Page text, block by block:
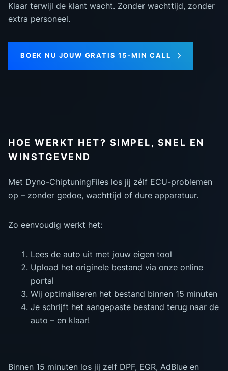
Klaar terwijl de klant wacht. Zonder wachttijd, zonder
extra personeel.
BOEK NU JOUW GRATIS 15-MIN CALL
HOE WERKT HET? SIMPEL, SNEL EN
WINSTGEVEND
Met Dyno-ChiptuningFiles los jij zélf ECU-problemen
op – zonder gedoe, wachttijd of dure apparatuur.
Zo eenvoudig werkt het:
Lees de auto uit met jouw eigen tool
Upload het originele bestand via onze online
portal
Wij optimaliseren het bestand binnen 15 minuten
Je schrijft het aangepaste bestand terug naar de
auto – en klaar!
Binnen 15 minuten los jij zelf DPF, EGR, AdBlue en